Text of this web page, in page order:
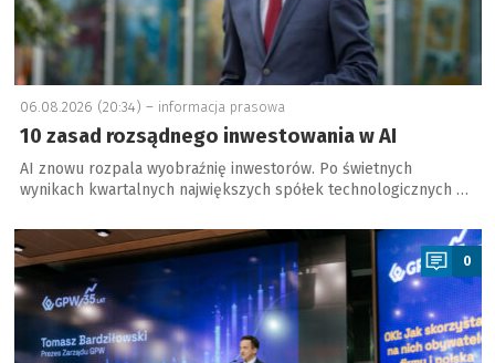
06.08.2026 (20:34) – informacja prasowa
10 zasad rozsądnego inwestowania w AI
AI znowu rozpala wyobraźnię inwestorów. Po świetnych
wynikach kwartalnych największych spółek technologicznych …
a
0